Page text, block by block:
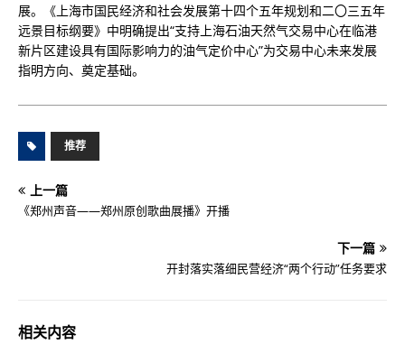
展。《上海市国民经济和社会发展第十四个五年规划和二〇三五年
远景目标纲要》中明确提出“支持上海石油天然气交易中心在临港
新片区建设具有国际影响力的油气定价中心”为交易中心未来发展
指明方向、奠定基础。
推荐
上一篇
《郑州声音——郑州原创歌曲展播》开播
下一篇
开封落实落细民营经济“两个行动”任务要求
相关内容